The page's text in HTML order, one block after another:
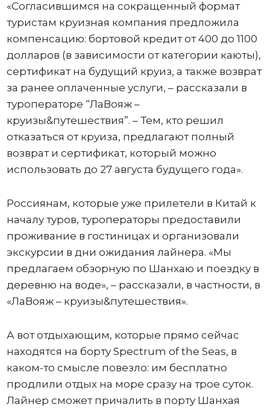
«Согласившимся на сокращенный формат
туристам круизная компания предложила
компенсацию: бортовой кредит от 400 до 1100
долларов (в зависимости от категории каюты),
сертификат на будущий круиз, а также возврат
за ранее оплаченные услуги, – рассказали в
туроператоре “ЛаВояж –
круизы&путешествия”. – Тем, кто решил
отказаться от круиза, предлагают полный
возврат и сертификат, который можно
использовать до 27 августа будущего года».
Россиянам, которые уже прилетели в Китай к
началу туров, туроператоры предоставили
проживание в гостиницах и организовали
экскурсии в дни ожидания лайнера. «Мы
предлагаем обзорную по Шанхаю и поездку в
деревню на воде», – рассказали, в частности, в
«ЛаВояж – круизы&путешествия».
А вот отдыхающим, которые прямо сейчас
находятся на борту Spectrum of the Seas, в
каком-то смысле повезло: им бесплатно
продлили отдых на море сразу на трое суток.
Лайнер сможет причалить в порту Шанхая